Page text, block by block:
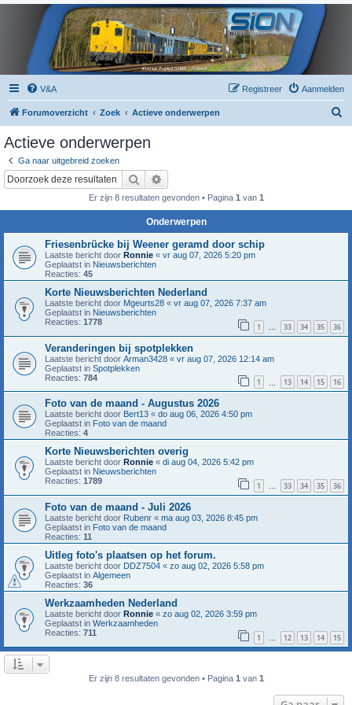
V&A Aanmelden
Registreer
Forumoverzicht Zoek Actieve onderwerpen
Actieve onderwerpen
Ga naar uitgebreid zoeken
Zoek
Er zijn 8 resultaten gevonden • Pagina 1 van 1
Onderwerpen
Friesenbrücke bij Weener geramd door schip
Laatste bericht door Ronnie « vr aug 07, 2026 5:20 pm
Geplaatst in Nieuwsberichten
Reacties: 45
Korte Nieuwsberichten Nederland
Laatste bericht door Mgeurts28 « vr aug 07, 2026 7:37 am
Geplaatst in Nieuwsberichten
Reacties: 1778 1 … 33 34 35 36
Veranderingen bij spotplekken
Laatste bericht door Arman3428 « vr aug 07, 2026 12:14 am
Geplaatst in Spotplekken
Reacties: 784 1 13 14 15 16
Foto van de maand - Augustus 2026
Laatste bericht door Bert13 « do aug 06, 2026 4:50 pm
Geplaatst in Foto van de maand
Reacties: 4
Korte Nieuwsberichten overig
Laatste bericht door Ronnie « di aug 04, 2026 5:42 pm
Geplaatst in Nieuwsberichten
Reacties: 1789 1 … 33 34 35 36
Foto van de maand - Juli 2026
Laatste bericht door Rubenr « ma aug 03, 2026 8:45 pm
Geplaatst in Foto van de maand
Reacties: 11
Uitleg foto's plaatsen op het forum.
Laatste bericht door DDZ7504 « zo aug 02, 2026 5:58 pm
Geplaatst in Algemeen
Reacties: 36
Werkzaamheden Nederland
Laatste bericht door Ronnie « zo aug 02, 2026 3:59 pm
Geplaatst in Werkzaamheden
Reacties: 711 1 … 12 13 14 15
Er zijn 8 resultaten gevonden • Pagina 1 van 1